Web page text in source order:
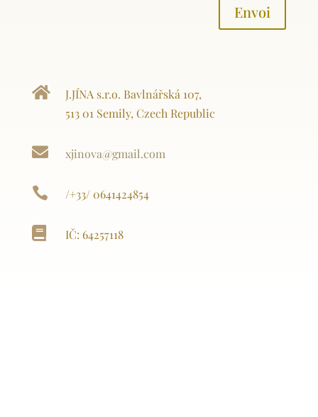
Envoi

J.JÍNA s.r.o. Bavlnářská 107,
513 01 Semily, Czech Republic
 xjinova@gmail.com
 /+33/ 0641424854
 IČ: 64257118